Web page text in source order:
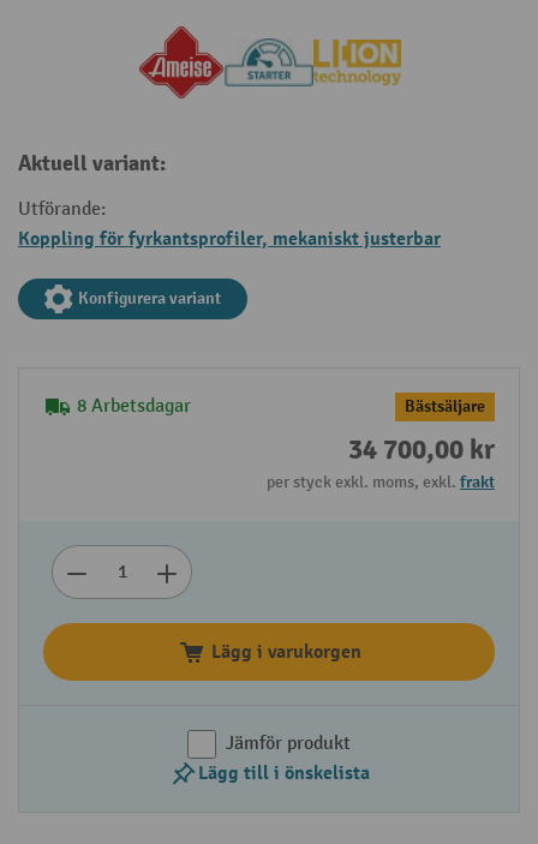
Aktuell variant:
Utförande:
Koppling för fyrkantsprofiler, mekaniskt justerbar
Konfigurera variant
8 Arbetsdagar Bästsäljare
34 700,00 kr
per styck exkl. moms, exkl. frakt
Lägg i varukorgen
Jämför produkt
Lägg till i önskelista